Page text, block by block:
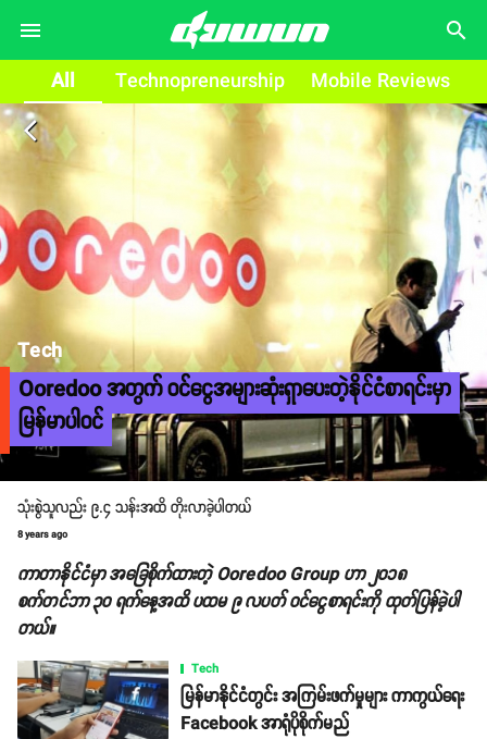
search
All Technopreneurship Mobile Reviews
arrow_back_ios
Tech
Ooredoo အတွက် ဝင်ငွေအများဆုံးရှာပေးတဲ့နိုင်ငံစာရင်းမှာ
မြန်မာပါဝင်
သုံးစွဲသူလည်း ၉.၄ သန်းအထိ တိုးလာခဲ့ပါတယ်
8 years ago
ကာတာနိုင်ငံမှာ အခြေစိုက်ထားတဲ့ Ooredoo Group ဟာ ၂၀၁၈
စက်တင်ဘာ ၃၀ ရက်နေ့အထိ ပထမ ၉ လပတ် ဝင်ငွေစာရင်းကို ထုတ်ပြန်ခဲ့ပါ
တယ်။
Tech
မြန်မာနိုင်ငံတွင်း အကြမ်းဖက်မှုများ ကာကွယ်ရေး
Facebook အာရုံပိုစိုက်မည်